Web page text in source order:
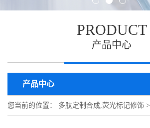
PRODUCT
产品中心
产品中心
您当前的位置： 多肽定制合成,荧光标记修饰 >